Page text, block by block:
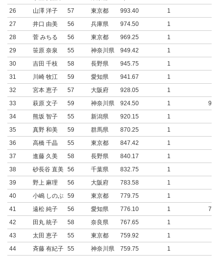
26
山澤 洋子 57 東京都 993.40
1
27
井口 由美 56 兵庫県 974.50
1
28
菅 みちる 56 東京都 969.25
1
29
笹原 奈泉 55 神奈川県 949.42
1
30
吉田 千枝 58 長野県 945.75
1
31
川崎 牧江 59 愛知県 941.67
1
32
宮本 恵子 57 大阪府 928.05
1
33
萩原 文子 59 神奈川県 924.50 1
34
熊坂 智子 55 新潟県 920.15
1
35
真野 和美 59 群馬県 870.25
1
36
高橋 千晶 55 東京都 847.42
1
37
進藤 久美 58 長野県 840.17
1
38
砂長谷 直美 56 千葉県 832.75
1
39
野上 麻理 56 大阪府 783.58
1
40
小嶋 しのぶ 59 東京都 779.75
1
41
遠松 純子 56 愛知県 776.10 1
42
田丸 統子 58 奈良県 767.65
1
43
太田 恵子 55 東京都 759.92
1
44
斉藤 有紀子 55 神奈川県 759.75
1